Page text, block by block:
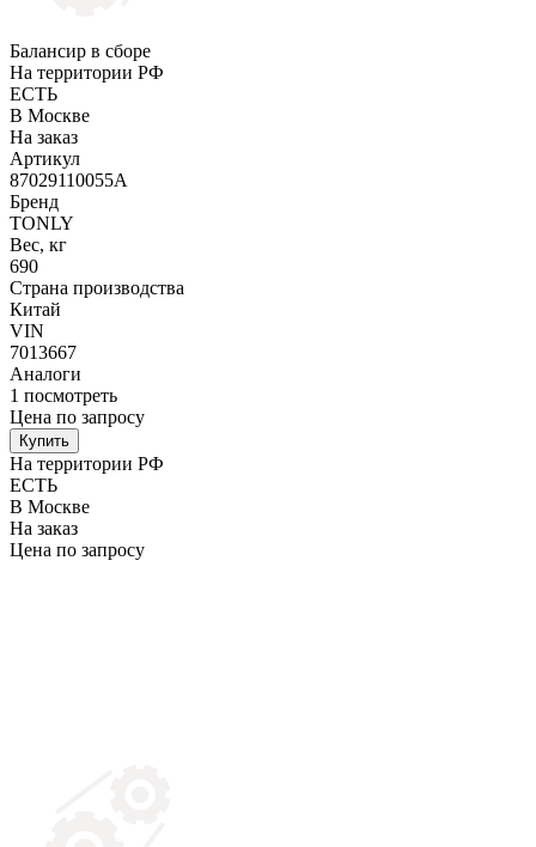
Балансир в сборе
На территории РФ
ЕСТЬ
В Москве
На заказ
Артикул
87029110055A
Бренд
TONLY
Вес, кг
690
Страна производства
Китай
VIN
7013667
Аналоги
1 посмотреть
Цена по запросу
Купить
На территории РФ
ЕСТЬ
В Москве
На заказ
Цена по запросу